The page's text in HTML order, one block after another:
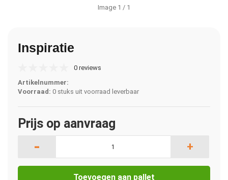
Image 1 / 1
Inspiratie
0 reviews
Artikelnummer:
Voorraad: 0 stuks uit voorraad leverbaar
Prijs op aanvraag
- +
Toevoegen aan pallet